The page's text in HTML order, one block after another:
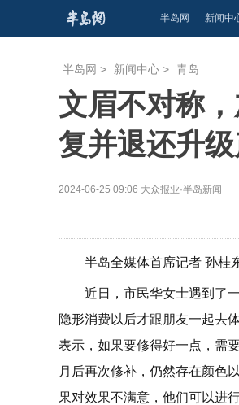
半岛网 新闻中
半岛网 > 新闻中心 > 青岛
文眉不对称
复并退还升
2024-06-25 09:06 大众报业·半岛新闻
半岛全媒体首席记者 孙桂
近日，市民华女士遇到了
隐形消费以后才跟朋友一起去
表示，如果要修得好一点，需
月后再次修补，仍然存在颜色
果对效果不满意，他们可以进